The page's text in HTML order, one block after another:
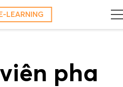
E-LEARNING
pha